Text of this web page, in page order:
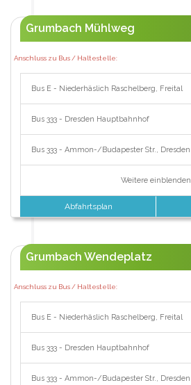
Grumbach Mühlweg
Anschluss zu Bus / Haltestelle:
Bus E - Niederhäslich Raschelberg, Freital
Bus 333 - Dresden Hauptbahnhof
Bus 333 - Ammon-/Budapester Str., Dresden
Weitere einblenden
Abfahrtsplan
Grumbach Wendeplatz
Anschluss zu Bus / Haltestelle:
Bus E - Niederhäslich Raschelberg, Freital
Bus 333 - Dresden Hauptbahnhof
Bus 333 - Ammon-/Budapester Str., Dresden